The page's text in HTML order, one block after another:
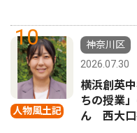
10
人物風土記
神奈川区
2026.07.30
横浜創英
ちの授業
ん 西大口